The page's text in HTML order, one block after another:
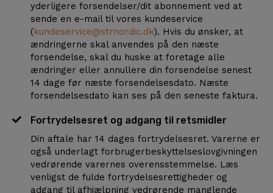
yderligere forsendelser/dit abonnement ved at
sende en e-mail til vores kundeservice
(kundeservice@strnordic.dk). Hvis du ønsker, at
ændringerne skal anvendes på den næste
forsendelse, skal du huske at foretage alle
ændringer eller annullere din forsendelse senest
14 dage før næste forsendelsesdato. Næste
forsendelsesdato kan ses på den seneste faktura.
Fortrydelsesret og adgang til retsmidler
Din aftale har 14 dages fortrydelsesret. Varerne er
også underlagt forbrugerbeskyttelseslovgivningen
vedrørende varernes overensstemmelse. Læs
venligst de fulde fortrydelsesrettigheder og
adgang til afhjælpning vedrørende manglende